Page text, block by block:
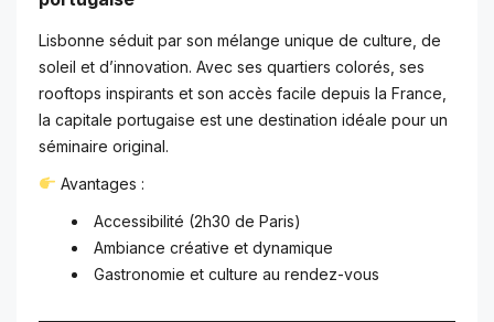
Lisbonne séduit par son mélange unique de culture, de
soleil et d’innovation. Avec ses quartiers colorés, ses
rooftops inspirants et son accès facile depuis la France,
la capitale portugaise est une destination idéale pour un
séminaire original.
Avantages :
Accessibilité (2h30 de Paris)
Ambiance créative et dynamique
Gastronomie et culture au rendez-vous